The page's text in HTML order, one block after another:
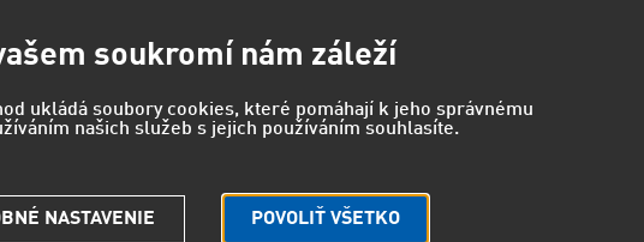
soukromí nám záleží
ukládá soubory cookies, které pomáhají k jeho správnému
našich služeb s jejich používáním souhlasíte.
POVOLIŤ VŠETKO
NASTAVENIE